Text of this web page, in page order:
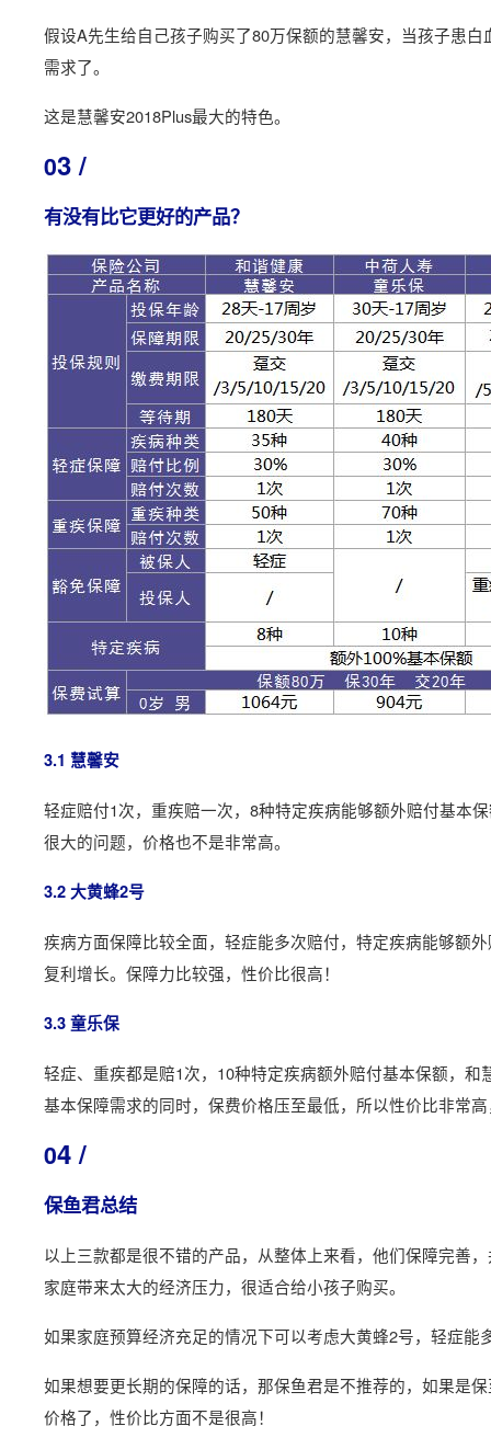
假设A先生给自己孩子购买了80万保额的慧馨安，当孩子患
需求了。
这是慧馨安2018Plus最大的特色。
03 /
有没有比它更好的产品？
3.1 慧馨安
轻症赔付1次，重疾赔一次，8种特定疾病能够额外赔付基本
很大的问题，价格也不是非常高。
3.2 大黄蜂2号
疾病方面保障比较全面，轻症能多次赔付，特定疾病能够额
复利增长。保障力比较强，性价比很高！
3.3 童乐保
轻症、重疾都是赔1次，10种特定疾病额外赔付基本保额，
基本保障需求的同时，保费价格压至最低，所以性价比非常
04 /
保鱼君总结
以上三款都是很不错的产品，从整体上来看，他们保障完善
家庭带来太大的经济压力，很适合给小孩子购买。
如果家庭预算经济充足的情况下可以考虑大黄蜂2号，轻症能
如果想要更长期的保障的话，那保鱼君是不推荐的，如果是
价格了，性价比方面不是很高！